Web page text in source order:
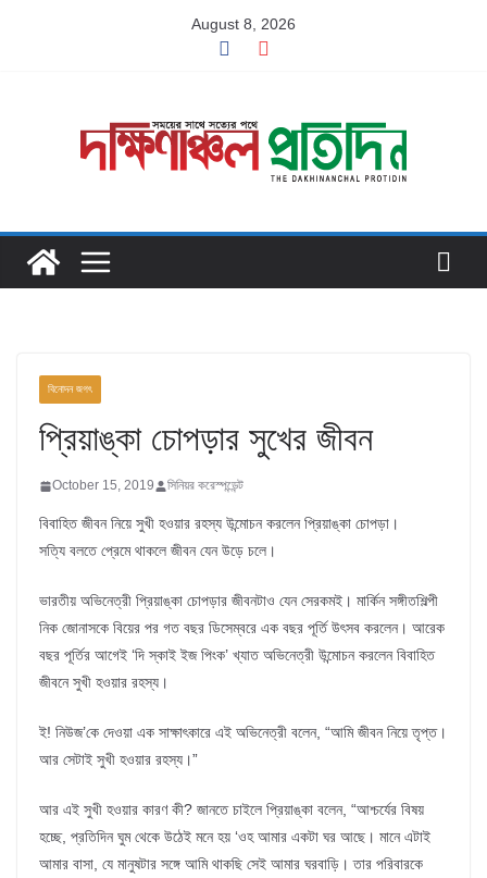
August 8, 2026
বিনোদন জগৎ
প্রিয়াঙ্কা চোপড়ার সুখের জীবন
October 15, 2019 সিনিয়র করেস্পন্ডেন্ট
বিবাহিত জীবন নিয়ে সুখী হওয়ার রহস্য উন্মোচন করলেন প্রিয়াঙ্কা চোপড়া।
সত্যি বলতে প্রেমে থাকলে জীবন যেন উড়ে চলে।
ভারতীয় অভিনেত্রী প্রিয়াঙ্কা চোপড়ার জীবনটাও যেন সেরকমই। মার্কিন সঙ্গীতশিল্পী
নিক জোনাসকে বিয়ের পর গত বছর ডিসেম্বরে এক বছর পূর্তি উৎসব করলেন। আরেক
বছর পূর্তির আগেই ‘দি স্কাই ইজ পিংক’ খ্যাত অভিনেত্রী উন্মোচন করলেন বিবাহিত
জীবনে সুখী হওয়ার রহস্য।
ই! নিউজ’কে দেওয়া এক সাক্ষাৎকারে এই অভিনেত্রী বলেন, “আমি জীবন নিয়ে তৃপ্ত।
আর সেটাই সুখী হওয়ার রহস্য।”
আর এই সুখী হওয়ার কারণ কী? জানতে চাইলে প্রিয়াঙ্কা বলেন, “আশ্চর্যের বিষয়
হচ্ছে, প্রতিদিন ঘুম থেকে উঠেই মনে হয় ‘ওহ আমার একটা ঘর আছে। মানে এটাই
আমার বাসা, যে মানুষটার সঙ্গে আমি থাকছি সেই আমার ঘরবাড়ি। তার পরিবারকে